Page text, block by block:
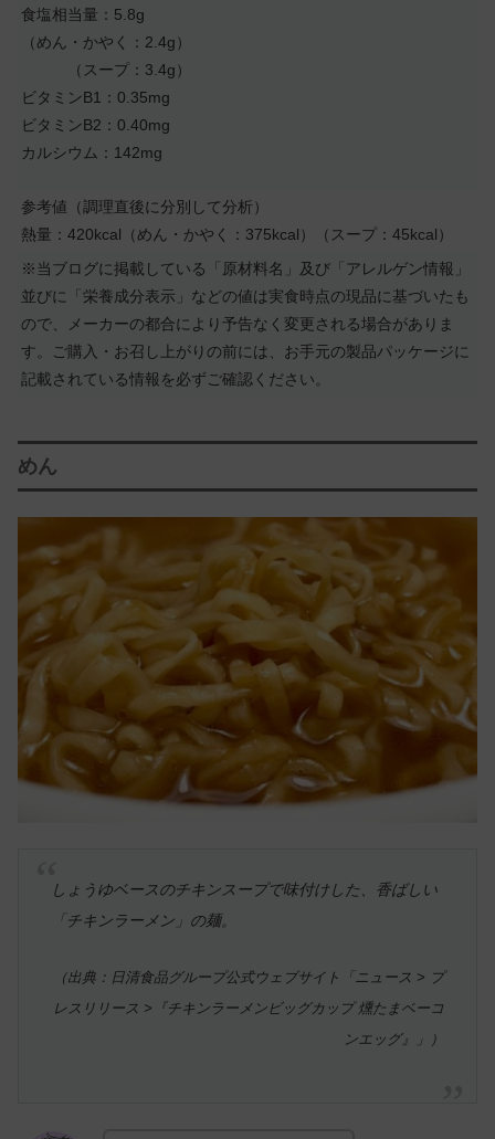
食塩相当量：5.8g
（めん・かやく：2.4g）
（スープ：3.4g）
ビタミンB1：0.35mg
ビタミンB2：0.40mg
カルシウム：142mg
参考値（調理直後に分別して分析）
熱量：420kcal（めん・かやく：375kcal）（スープ：45kcal）
※当ブログに掲載している「原材料名」及び「アレルゲン情報」
並びに「栄養成分表示」などの値は実食時点の現品に基づいたも
ので、メーカーの都合により予告なく変更される場合がありま
す。ご購入・お召し上がりの前には、お手元の製品パッケージに
記載されている情報を必ずご確認ください。
めん
しょうゆベースのチキンスープで味付けした、香ばしい
「チキンラーメン」の麺。
（出典：日清食品グループ公式ウェブサイト「ニュース > プ
レスリリース >『チキンラーメンビッグカップ 燻たまベーコ
ンエッグ』」）